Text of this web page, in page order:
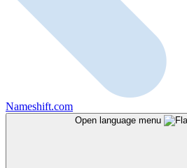
Nameshift.com
Open language menu